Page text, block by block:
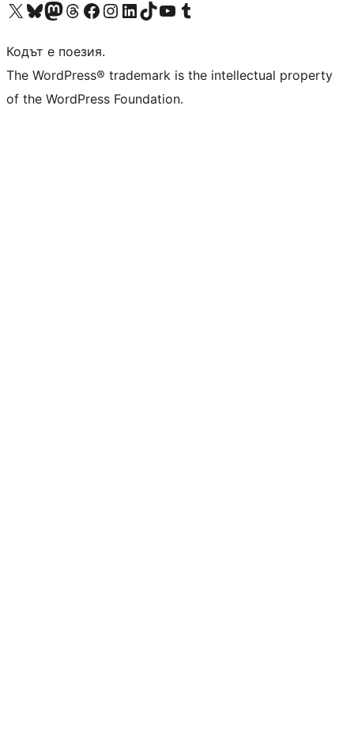
Visit our X (formerly Twitter) account
Visit our Bluesky account
Visit our Mastodon account
Visit our Threads account
Посетете нашата страница във Facebook
Посетете нашия профил в Instagram
Посетете нашия профил в LinkedIn
Visit our TikTok account
Visit our YouTube channel
Visit our Tumblr account
Кодът е поезия.
The WordPress® trademark is the intellectual property
of the WordPress Foundation.